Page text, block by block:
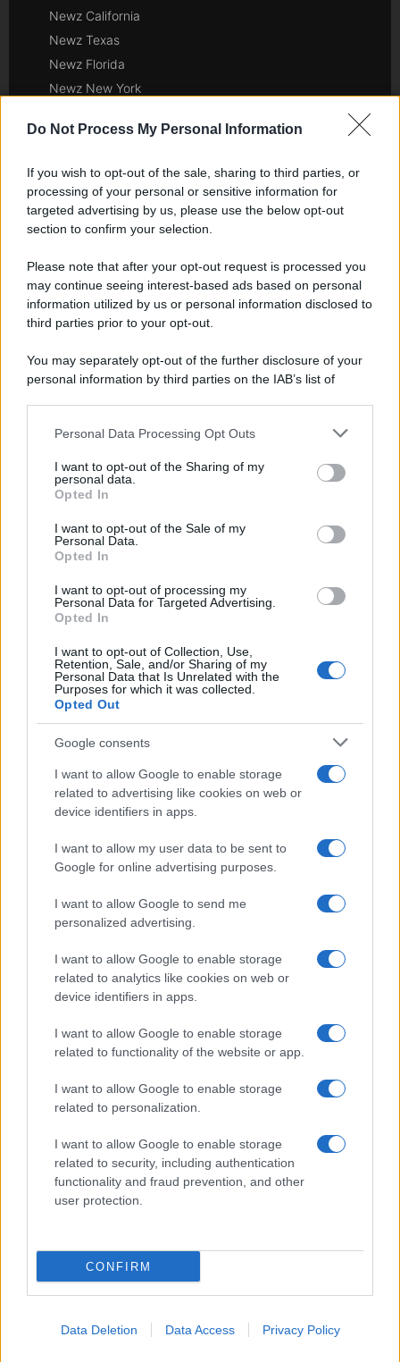
Do Not Process My Personal Information
If you wish to opt-out of the sale, sharing to third parties, or
processing of your personal or sensitive information for
targeted advertising by us, please use the below opt-out
section to confirm your selection.
Please note that after your opt-out request is processed you
may continue seeing interest-based ads based on personal
information utilized by us or personal information disclosed to
third parties prior to your opt-out.
You may separately opt-out of the further disclosure of your
personal information by third parties on the IAB’s list of
This information may also be disclosed by us to third parties
disclose it to other third parties.
Please note that this website/app uses one or more Google
services and may gather and store information including but
not limited to your visit or usage behaviour. You may click to
grant or deny consent to Google and its third-party tags to
consent section.
Personal Data Processing Opt Outs
I want to opt-out of the Sharing of my
personal data.
Opted In
I want to opt-out of the Sale of my
Personal Data.
Opted In
I want to opt-out of processing my
Personal Data for Targeted Advertising.
Opted In
I want to opt-out of Collection, Use,
Retention, Sale, and/or Sharing of my
Personal Data that Is Unrelated with the
Purposes for which it was collected.
Opted Out
Google consents
I want to allow Google to enable storage
related to advertising like cookies on web or
device identifiers in apps.
I want to allow my user data to be sent to
Google for online advertising purposes.
I want to allow Google to send me
personalized advertising.
I want to allow Google to enable storage
related to analytics like cookies on web or
device identifiers in apps.
I want to allow Google to enable storage
related to functionality of the website or app.
I want to allow Google to enable storage
related to personalization.
I want to allow Google to enable storage
related to security, including authentication
functionality and fraud prevention, and other
user protection.
CONFIRM
Data Deletion Data Access Privacy Policy
Newz California
Newz Texas
Newz Florida
Newz New York
Newz Illinois
Gameland
Hig Tech Mag
Scoop Mag
Motors Magazine 365
Day Travel 365
Home Magazine 365
Cineverse Magazine
SecondHomeMagazine
Francia
InvestirMag
News Hub UK
Lgbtq News
Olanda
NL Newz